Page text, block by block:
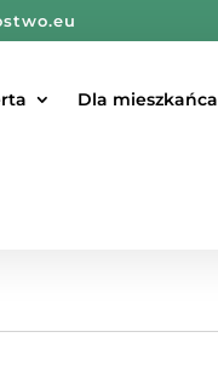
Dla mieszkańca